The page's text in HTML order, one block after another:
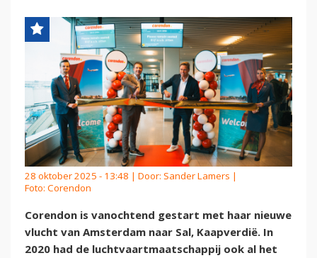
28 oktober 2025 - 13:48 | Door: Sander Lamers |
Foto: Corendon
Corendon is vanochtend gestart met haar nieuwe
vlucht van Amsterdam naar Sal, Kaapverdië. In
2020 had de luchtvaartmaatschappij ook al het